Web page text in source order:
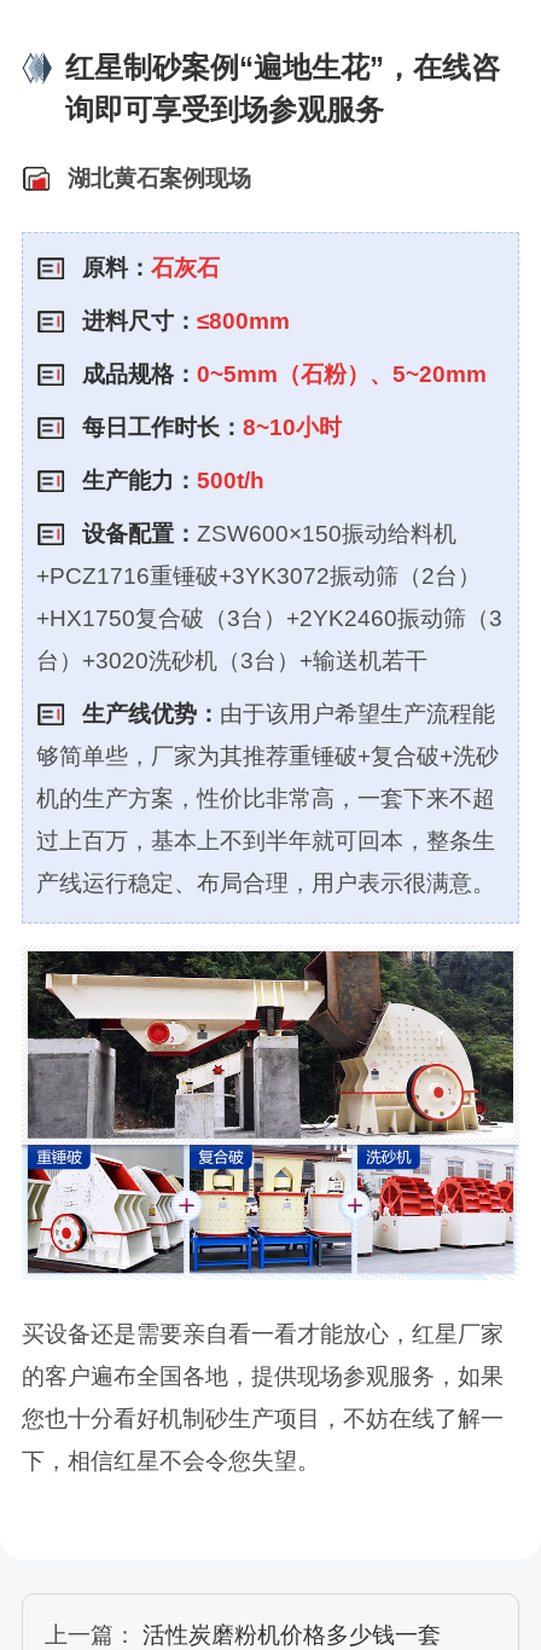
红星制砂案例“遍地生花”，在线咨
询即可享受到场参观服务
湖北黄石案例现场
原料： 石灰石
进料尺寸： ≤800mm
成品规格： 0~5mm（石粉）、5~20mm
每日工作时长： 8~10小时
生产能力： 500t/h
设备配置： ZSW600×150振动给料机
+PCZ1716重锤破+3YK3072振动筛（2台）
+HX1750复合破（3台）+2YK2460振动筛（3
台）+3020洗砂机（3台）+输送机若干
生产线优势： 由于该用户希望生产流程能
够简单些，厂家为其推荐重锤破+复合破+洗砂
机的生产方案，性价比非常高，一套下来不超
过上百万，基本上不到半年就可回本，整条生
产线运行稳定、布局合理，用户表示很满意。
买设备还是需要亲自看一看才能放心，红星厂家
的客户遍布全国各地，提供现场参观服务，如果
您也十分看好机制砂生产项目，不妨在线了解一
下，相信红星不会令您失望。
上一篇： 活性炭磨粉机价格多少钱一套